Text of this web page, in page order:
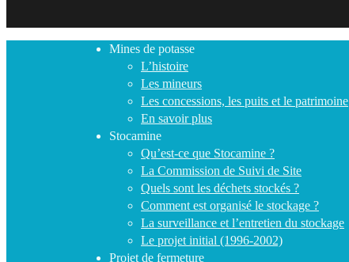
Mines de potasse
L’histoire
Les mineurs
Les concessions, les puits et le patrimoine
En savoir plus
Stocamine
Qu’est-ce que Stocamine ?
La Commission de Suivi de Site
Quels sont les déchets stockés ?
Comment est organisé le stockage ?
La surveillance et l’entretien du stockage
Le projet initial (1996-2002)
Projet de fermeture